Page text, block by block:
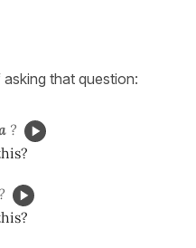
that question:
?
?